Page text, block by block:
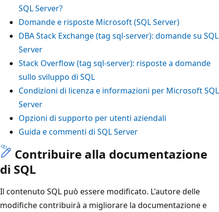
SQL Server?
Domande e risposte Microsoft (SQL Server)
DBA Stack Exchange (tag sql-server): domande su SQL
Server
Stack Overflow (tag sql-server): risposte a domande
sullo sviluppo di SQL
Condizioni di licenza e informazioni per Microsoft SQL
Server
Opzioni di supporto per utenti aziendali
Guida e commenti di SQL Server
Contribuire alla documentazione
di SQL
Il contenuto SQL può essere modificato. L'autore delle
modifiche contribuirà a migliorare la documentazione e